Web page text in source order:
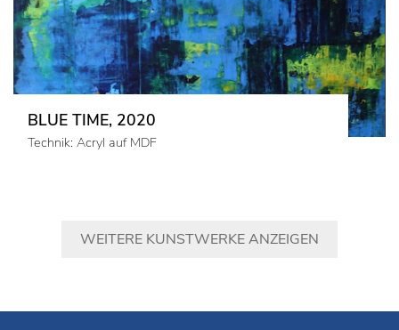
BLUE TIME, 2020
Technik: Acryl auf MDF
WEITERE KUNSTWERKE ANZEIGEN